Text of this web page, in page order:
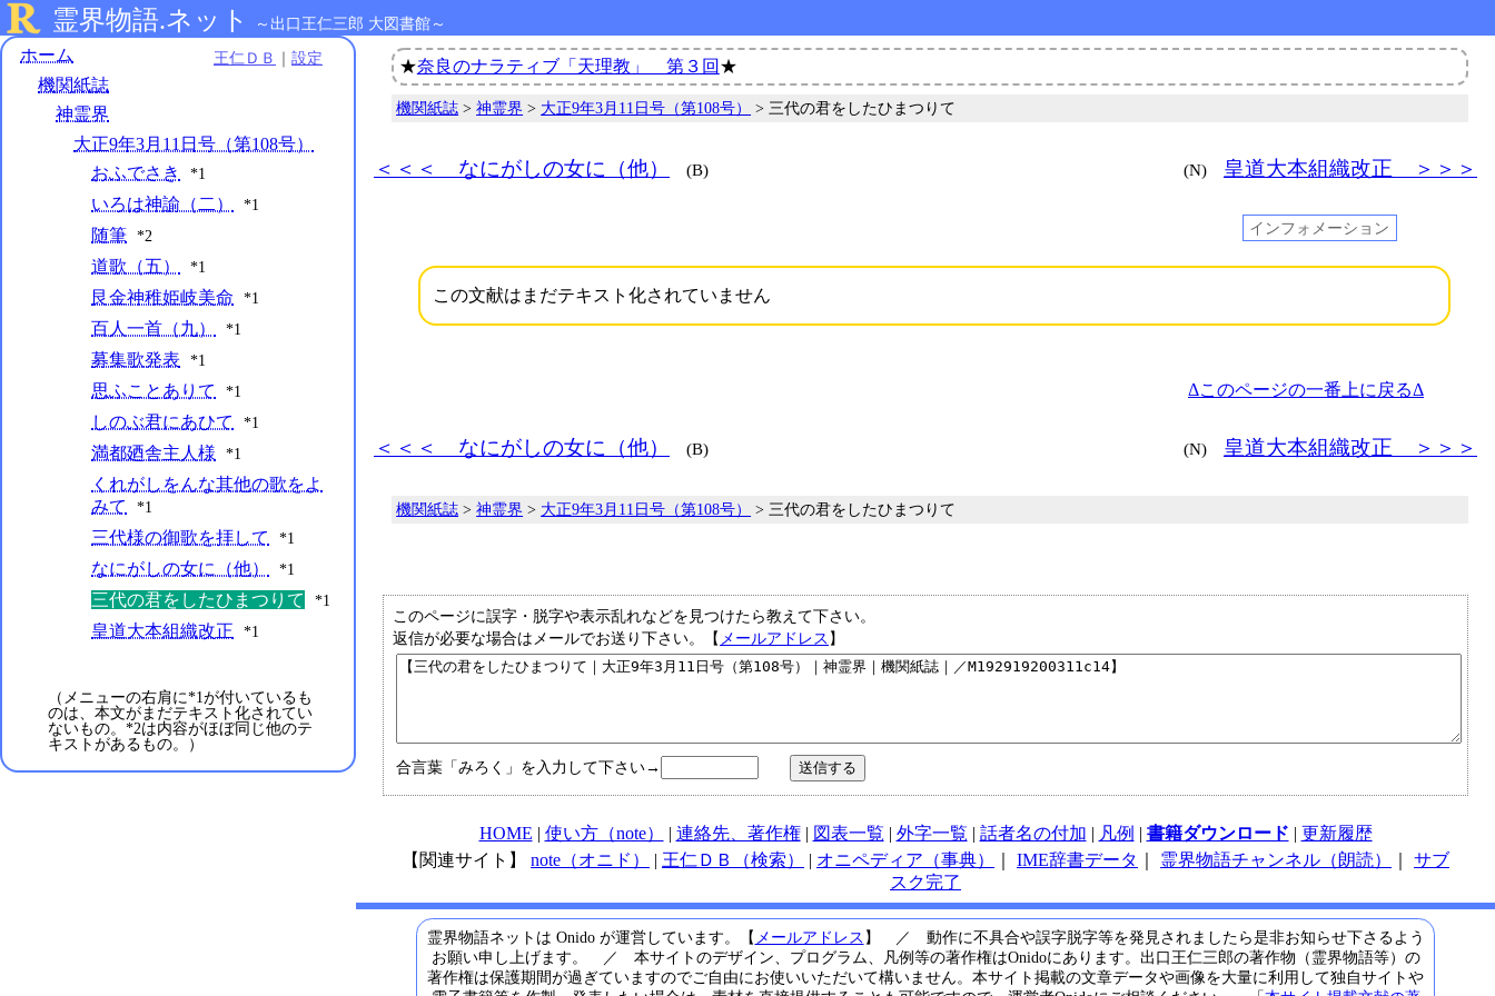
霊界物語.ネット ～出口王仁三郎 大図書館～
王仁ＤＢ ｜ 設定
ホーム
機関紙誌
神霊界
大正9年3月11日号（第108号）
おふでさき
*1
いろは神諭（二） *1
随筆 *2
道歌（五） *1
艮金神稚姫岐美命 *1
百人一首（九） *1
募集歌発表 *1
思ふことありて *1
しのぶ君にあひて *1
満都廼舎主人様 *1
くれがしをんな其他の歌をよ
みて
*1
三代様の御歌を拝して *1
なにがしの女に（他） *1
三代の君をしたひまつりて *1
皇道大本組織改正 *1
（メニューの右肩に*1が付いているも
のは、本文がまだテキスト化されてい
ないもの。*2は内容がほぼ同じ他のテ
キストがあるもの。）
★奈良のナラティブ「天理教」 第３回 ★
機関紙誌 >神霊界 > 大正9年3月11日号（第108号） > 三代の君をしたひまつりて
＜＜＜ なにがしの女に（他） (B) (N) 皇道大本組織改正 ＞＞＞
インフォメーション
この文献はまだテキスト化されていません
Δこのページの一番上に戻るΔ
＜＜＜ なにがしの女に（他） (B) (N) 皇道大本組織改正 ＞＞＞
機関紙誌 >神霊界 > 大正9年3月11日号（第108号） > 三代の君をしたひまつりて
このページに誤字・脱字や表示乱れなどを見つけたら教えて下さい。
返信が必要な場合はメールでお送り下さい。【 メールアドレス 】
合言葉「みろく」を入力して下さい→
HOME | 使い方（note） | 連絡先、著作権| 図表一覧 | 外字一覧 | 話者名の付加 | 凡例 | 書籍ダウンロード | 更新履歴
【関連サイト】 note（オニド） | 王仁ＤＢ（検索） | オニペディア（事典） IME辞書データ 霊界物語チャンネル（朗読）
サブ
スク完了
霊界物語ネットは Onido が運営しています。【 メールアドレス 】 ／ 動作に不具合や誤字脱字等を発見されましたら是非お知らせ下さるよう
お願い申し上げます。 ／ 本サイトのデザイン、プログラム、凡例等の著作権はOnidoにあります。出口王仁三郎の著作物（霊界物語等）の
著作権は保護期間が過ぎていますのでご自由にお使いいただいて構いません。本サイト掲載の文章データや画像を大量に利用して独自サイトや